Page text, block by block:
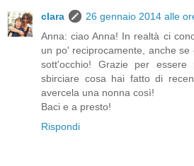
clara
26 gennaio 2014 alle
Anna: ciao Anna! In realtà ci
un po' reciprocamente, anche
sott'occhio! Grazie per
sbirciare cosa hai fatto di
avercela una nonna così!
Baci e a presto!
Rispondi